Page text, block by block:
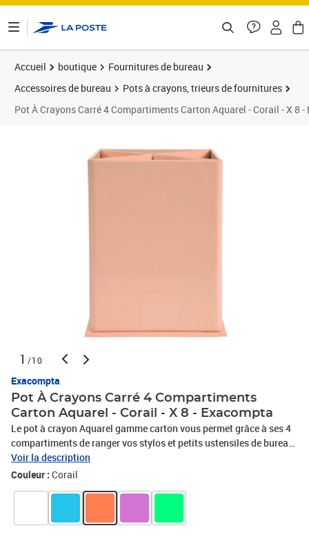
Accueil boutique
Fournitures de bureau
Accessoires de bureau
Pots à crayons, trieurs de fournitures
Pot À Crayons Carré 4 Compartiments Carton Aquarel - Corail - X 8 -
1 /10
Exacompta
Pot À Crayons Carré 4 Compartiments
Carton Aquarel - Corail - X 8 - Exacompta
Le pot à crayon Aquarel gamme carton vous permet grâce à ses 4
compartiments de ranger vos stylos et petits ustensiles de bureau
par typologie/usage. Sa grande hauteur permet de ranger tous les
ustensiles du bureau, y compris les plus grands (ciseaux, coupe-
Home Office. Sobre et élégant, il pourra se coordonner avec les
Voir la description
Couleur : Corail